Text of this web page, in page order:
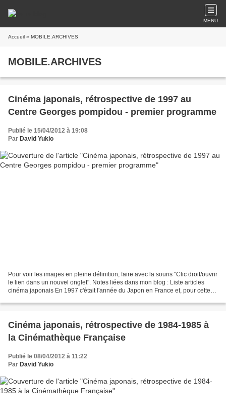
MENU
Accueil » MOBILE.ARCHIVES
MOBILE.ARCHIVES
Cinéma japonais, rétrospective de 1997 au
Centre Georges pompidou - premier programme
Publié le 15/04/2012 à 19:08
Par David Yukio
Pour voir les images en pleine définition, faire avec la souris "Clic droit/ouvrir
le lien dans un nouvel onglet". Notes liées dans mon blog : Liste articles
cinéma japonais En 1997 c'était l'année du Japon en France et, pour cette
Cinéma japonais, rétrospective de 1984-1985 à
la Cinémathèque Française
Publié le 08/04/2012 à 11:22
Par David Yukio